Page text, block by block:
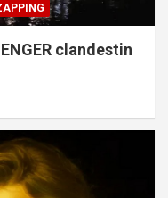
clandestin